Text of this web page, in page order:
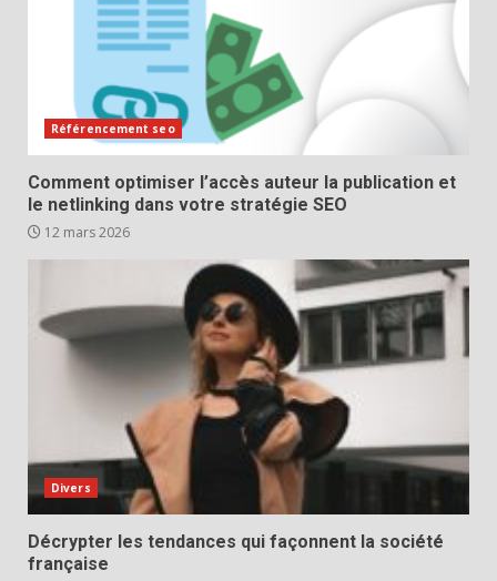
Référencement seo
Comment optimiser l’accès auteur la publication et
le netlinking dans votre stratégie SEO
12 mars 2026
Divers
Décrypter les tendances qui façonnent la société
française